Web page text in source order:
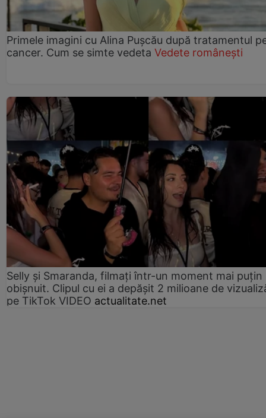
Primele imagini cu Alina Pușcău după tratamentul
cancer. Cum se simte vedeta Vedete românești
Selly și Smaranda, filmați într-un moment mai puțin
obișnuit. Clipul cu ei a depășit 2 milioane de
pe TikTok VIDEO actualitate.net